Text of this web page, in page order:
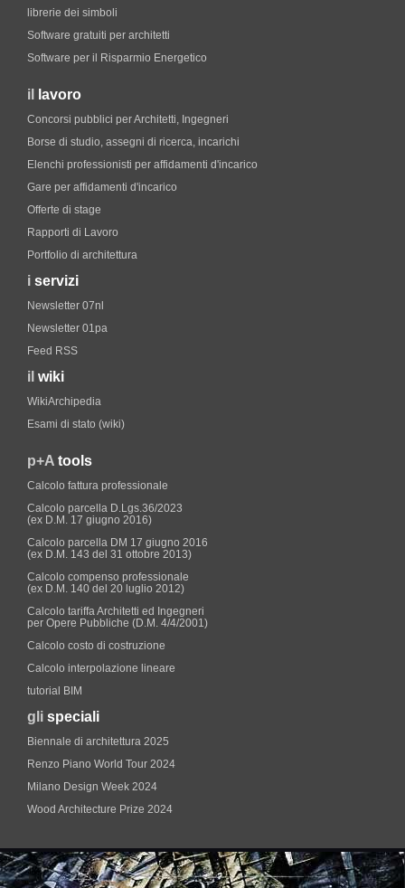
librerie dei simboli
Software gratuiti per architetti
Software per il Risparmio Energetico
il lavoro
Concorsi pubblici per Architetti, Ingegneri
Borse di studio, assegni di ricerca, incarichi
Elenchi professionisti per affidamenti d'incarico
Gare per affidamenti d'incarico
Offerte di stage
Rapporti di Lavoro
Portfolio di architettura
i servizi
Newsletter 07nl
Newsletter 01pa
Feed RSS
il wiki
WikiArchipedia
Esami di stato (wiki)
p+A tools
Calcolo fattura professionale
Calcolo parcella D.Lgs.36/2023
(ex D.M. 17 giugno 2016)
Calcolo parcella DM 17 giugno 2016
(ex D.M. 143 del 31 ottobre 2013)
Calcolo compenso professionale
(ex D.M. 140 del 20 luglio 2012)
Calcolo tariffa Architetti ed Ingegneri
per Opere Pubbliche (D.M. 4/4/2001)
Calcolo costo di costruzione
Calcolo interpolazione lineare
tutorial BIM
gli speciali
Biennale di architettura 2025
Renzo Piano World Tour 2024
Milano Design Week 2024
Wood Architecture Prize 2024